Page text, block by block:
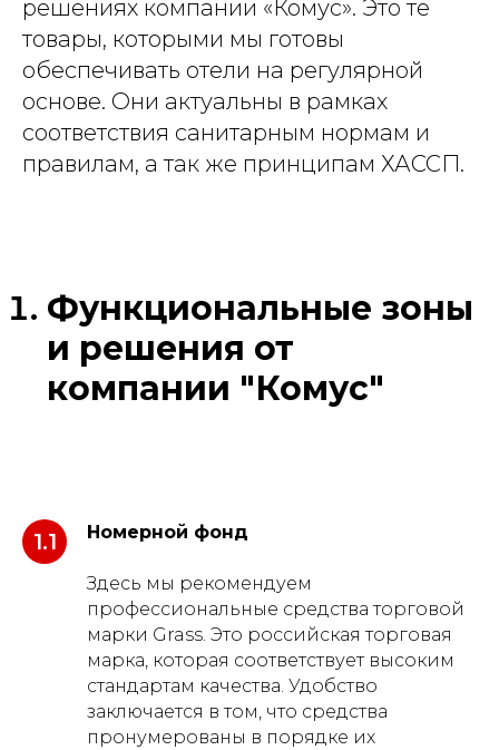
решениях компании «Комус». Это те
товары, которыми мы готовы
обеспечивать отели на регулярной
основе. Они актуальны в рамках
соответствия санитарным нормам и
правилам, а так же принципам ХАССП.
Функциональные зоны
и решения от
компании "Комус"
1.1 Номерной фонд
Здесь мы рекомендуем
профессиональные средства торговой
марки Grass. Это российская торговая
марка, которая соответствует высоким
стандартам качества. Удобство
заключается в том, что средства
пронумерованы в порядке их